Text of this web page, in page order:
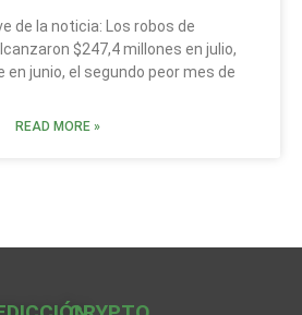
de la noticia: Los robos de
$247,4 millones en julio,
en junio, el segundo peor mes de
READ MORE »